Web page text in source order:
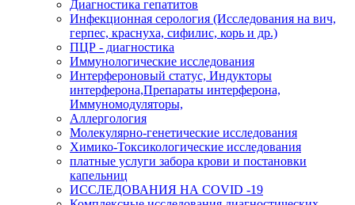
Диагностика гепатитов
Инфекционная серология (Исследования на вич,
герпес, краснуха, сифилис, корь и др.)
ПЦР - диагностика
Иммунологические исследования
Интерфероновый статус, Индукторы
интерферона,Препараты интерферона,
Иммуномодуляторы,
Аллергология
Молекулярно-генетические исследования
Химико-Токсикологические исследования
платные услуги забора крови и постановки
капельниц
ИССЛЕДОВАНИЯ НА COVID -19